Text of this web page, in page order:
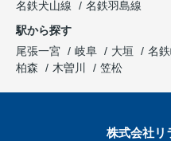
名鉄犬山線
名鉄羽島線
駅から探す
尾張一宮
岐阜 大垣 名
柏森
木曽川 笠松
株式会社